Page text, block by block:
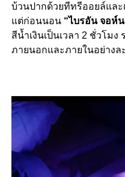
บ้วนปากด้วยทีทรีออยล์และ
แต่ก่อนนอน“ไบรอัน จอห์
สีน้ำเงินเป็นเวลา 2 ชั่วโม
ภายนอกและภายในอย่างล